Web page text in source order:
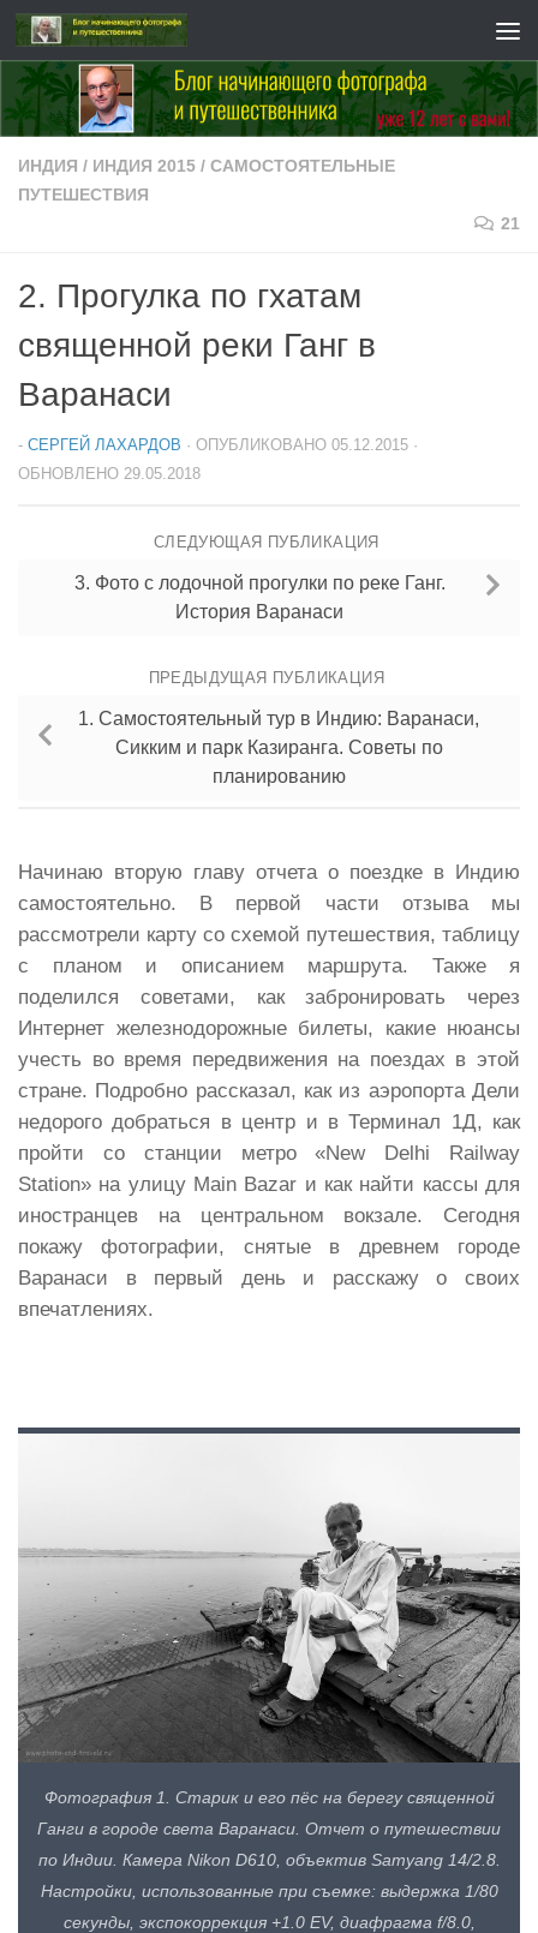
Перейти к содержимому
ИНДИЯ / ИНДИЯ 2015 / САМОСТОЯТЕЛЬНЫЕ
ПУТЕШЕСТВИЯ
21
2. Прогулка по гхатам
священной реки Ганг в
Варанаси
- СЕРГЕЙ ЛАХАРДОВ · ОПУБЛИКОВАНО 05.12.2015 ·
ОБНОВЛЕНО 29.05.2018
СЛЕДУЮЩАЯ ПУБЛИКАЦИЯ
3. Фото с лодочной прогулки по реке Ганг.
История Варанаси
ПРЕДЫДУЩАЯ ПУБЛИКАЦИЯ
1. Самостоятельный тур в Индию: Варанаси,
Сикким и парк Казиранга. Советы по
планированию
Начинаю вторую главу отчета о поездке в Индию
самостоятельно. В первой части отзыва мы
рассмотрели карту со схемой путешествия, таблицу
с планом и описанием маршрута. Также я
поделился советами, как забронировать через
Интернет железнодорожные билеты, какие нюансы
учесть во время передвижения на поездах в этой
стране. Подробно рассказал, как из аэропорта Дели
недорого добраться в центр и в Терминал 1Д, как
пройти со станции метро «New Delhi Railway
Station» на улицу Main Bazar и как найти кассы для
иностранцев на центральном вокзале. Сегодня
покажу фотографии, снятые в древнем городе
Варанаси в первый день и расскажу о своих
впечатлениях.
Фотография 1. Старик и его пёс на берегу священной
Ганги в городе света Варанаси. Отчет о путешествии
по Индии. Камера Nikon D610, объектив Samyang 14/2.8.
Настройки, использованные при съемке: выдержка 1/80
секунды, экспокоррекция +1.0 EV, диафрагма f/8.0,